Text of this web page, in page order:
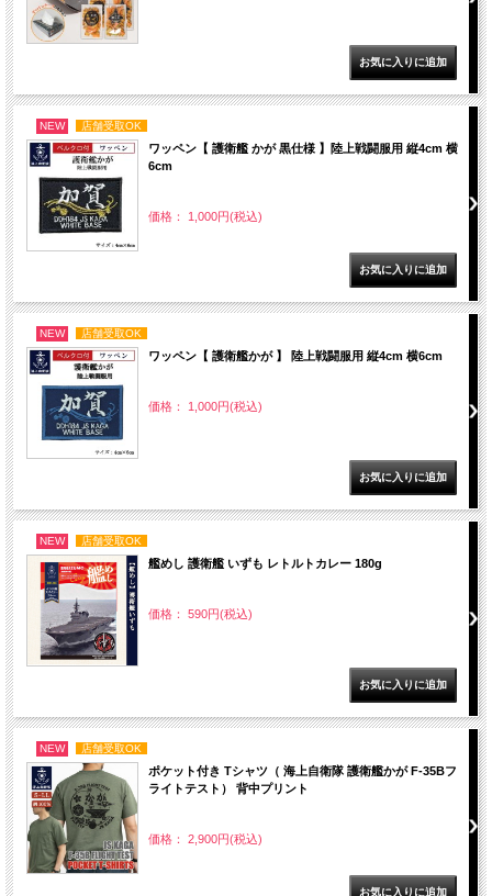
NEW 店舗受取OK
ワッペン【 護衛艦 かが 黒仕様 】陸上戦闘服用 縦4cm 横
6cm
価格： 1,000円(税込)
NEW 店舗受取OK
ワッペン【 護衛艦かが 】 陸上戦闘服用 縦4cm 横6cm
価格： 1,000円(税込)
NEW 店舗受取OK
艦めし 護衛艦 いずも レトルトカレー 180g
価格： 590円(税込)
NEW 店舗受取OK
ポケット付き Tシャツ（ 海上自衛隊 護衛艦かが F-35Bフ
ライトテスト） 背中プリント
価格： 2,900円(税込)